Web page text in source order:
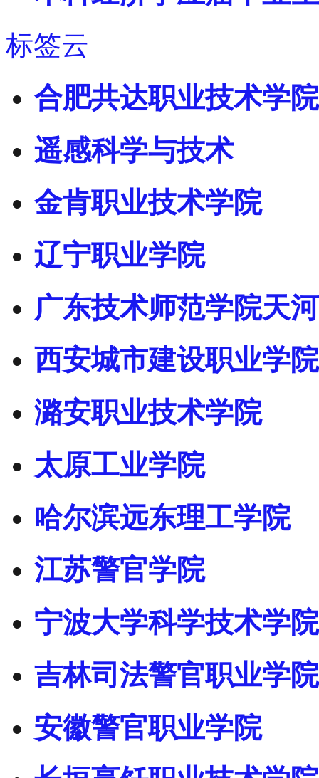
标签云
合肥共达职业技术学院
遥感科学与技术
金肯职业技术学院
辽宁职业学院
广东技术师范学院天
西安城市建设职业学院
潞安职业技术学院
太原工业学院
哈尔滨远东理工学院
江苏警官学院
宁波大学科学技术学院
吉林司法警官职业学院
安徽警官职业学院